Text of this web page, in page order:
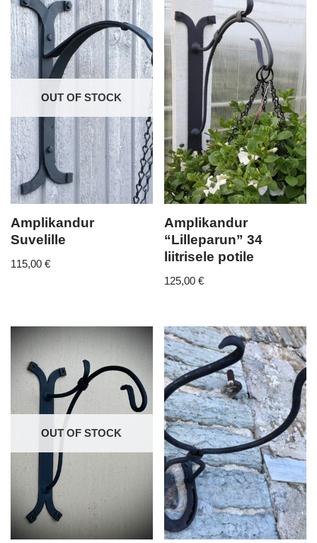
OUT OF STOCK
Amplikandur
Suvelille
115,00 €
Amplikandur
“Lilleparun” 34
liitrisele potile
125,00€
OUT OF STOCK